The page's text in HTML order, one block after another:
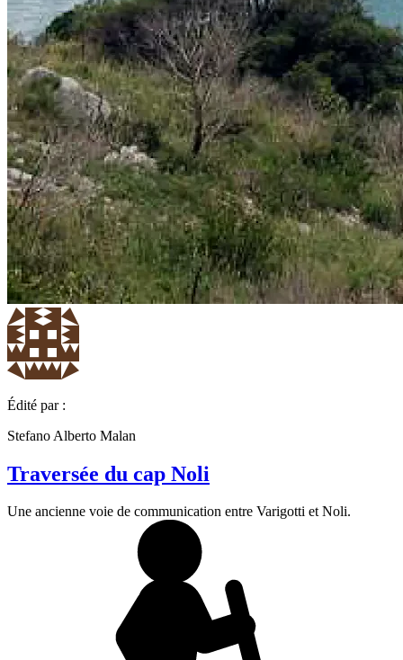
Édité par :
Stefano Alberto Malan
Traversée du cap Noli
Une ancienne voie de communication entre Varigotti et Noli.